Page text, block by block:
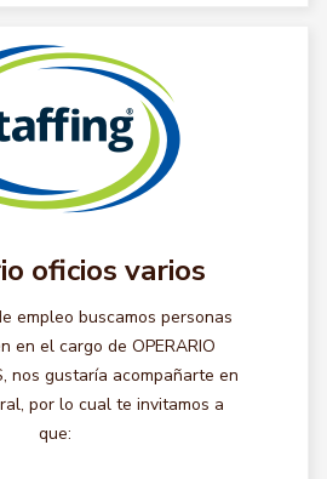
oficios varios
empleo buscamos personas
en el cargo de OPERARIO
nos gustaría acompañarte en
por lo cual te invitamos a
que: